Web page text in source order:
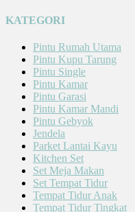
KATEGORI
Pintu Rumah Utama
Pintu Kupu Tarung
Pintu Single
Pintu Kamar
Pintu Garasi
Pintu Kamar Mandi
Pintu Gebyok
Jendela
Parket Lantai Kayu
Kitchen Set
Set Meja Makan
Set Tempat Tidur
Tempat Tidur Anak
Tempat Tidur Tingkat